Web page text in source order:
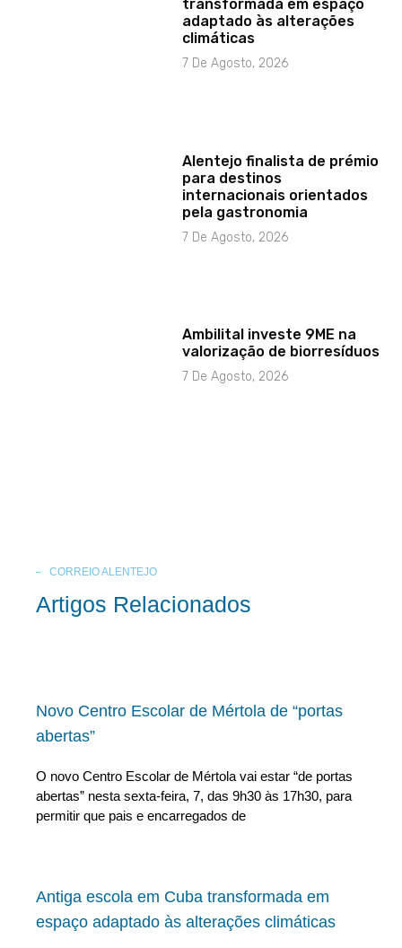
transformada em espaço
adaptado às alterações
climáticas
7 De Agosto, 2026
Alentejo finalista de prémio
para destinos
internacionais orientados
pela gastronomia
7 De Agosto, 2026
Ambilital investe 9ME na
valorização de biorresíduos
7 De Agosto, 2026
CORREIO ALENTEJO
Artigos Relacionados
Novo Centro Escolar de Mértola de “portas
abertas”
O novo Centro Escolar de Mértola vai estar “de portas
abertas” nesta sexta-feira, 7, das 9h30 às 17h30, para
permitir que pais e encarregados de
Antiga escola em Cuba transformada em
espaço adaptado às alterações climáticas